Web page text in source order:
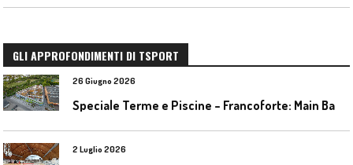
GLI APPROFONDIMENTI DI TSPORT
26 Giugno 2026
2 Luglio 2026